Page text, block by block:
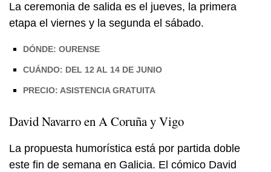
La ceremonia de salida es el jueves, la primera
etapa el viernes y la segunda el sábado.
DÓNDE: OURENSE
CUÁNDO: DEL 12 AL 14 DE JUNIO
PRECIO: ASISTENCIA GRATUITA
David Navarro en A Coruña y Vigo
La propuesta humorística está por partida doble
este fin de semana en Galicia. El cómico David